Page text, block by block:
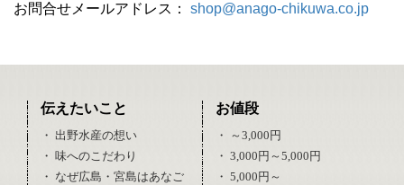
お問合せメールアドレス： shop@anago-chikuwa.co.jp
伝えたいこと
・ 出野水産の想い
・ 味へのこだわり
・ なぜ広島・宮島はあなご
お値段
・ ～3,000円
・ 3,000円～5,000円
・ 5,000円～